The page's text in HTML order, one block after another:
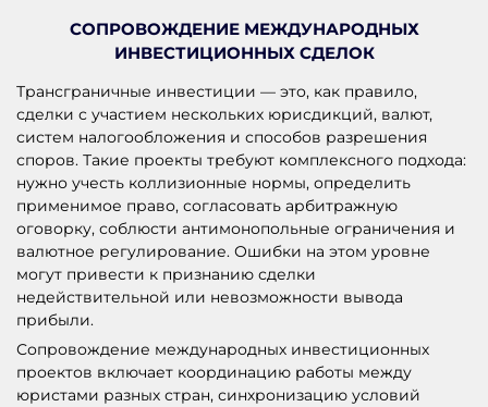
СОПРОВОЖДЕНИЕ МЕЖДУНАРОДНЫХ
ИНВЕСТИЦИОННЫХ СДЕЛОК
Трансграничные инвестиции — это, как правило,
сделки с участием нескольких юрисдикций, валют,
систем налогообложения и способов разрешения
споров. Такие проекты требуют комплексного подхода:
нужно учесть коллизионные нормы, определить
применимое право, согласовать арбитражную
оговорку, соблюсти антимонопольные ограничения и
валютное регулирование. Ошибки на этом уровне
могут привести к признанию сделки
недействительной или невозможности вывода
прибыли.
Сопровождение международных инвестиционных
проектов включает координацию работы между
юристами разных стран, синхронизацию условий